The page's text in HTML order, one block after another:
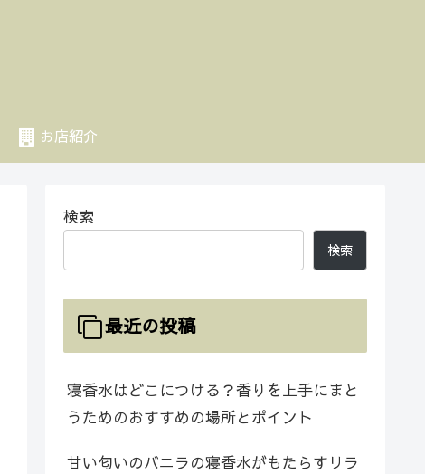
お店紹介
検索
検索
最近の投稿
寝香水はどこにつける？香りを上手にまと
うためのおすすめの場所とポイント
甘い匂いのバニラの寝香水がもたらすリラ